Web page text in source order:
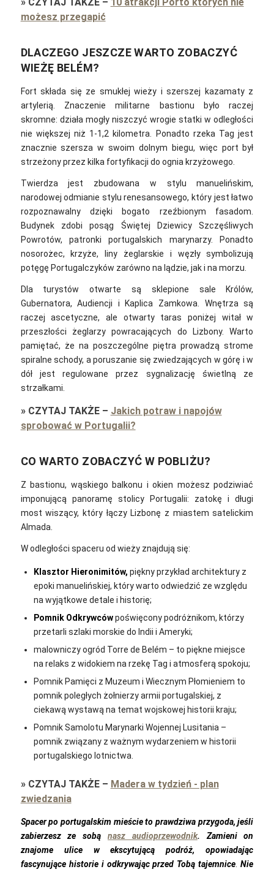
możesz przegapić
DLACZEGO JESZCZE WARTO ZOBACZYĆ
WIEŻĘ BELÉM?
Fort składa się ze smukłej wieży i szerszej kazamaty z
artylerią. Znaczenie militarne bastionu było raczej
skromne: działa mogły niszczyć wrogie statki w odległości
nie większej niż 1-1,2 kilometra. Ponadto rzeka Tag jest
znacznie szersza w swoim dolnym biegu, więc port był
strzeżony przez kilka fortyfikacji do ognia krzyżowego.
Twierdza jest zbudowana w stylu manuelińskim,
narodowej odmianie stylu renesansowego, który jest łatwo
rozpoznawalny dzięki bogato rzeźbionym fasadom.
Budynek zdobi posąg Świętej Dziewicy Szczęśliwych
Powrotów, patronki portugalskich marynarzy. Ponadto
nosorożec, krzyże, liny żeglarskie i węzły symbolizują
potęgę Portugalczyków zarówno na lądzie, jak i na morzu.
Dla turystów otwarte są sklepione sale Królów,
Gubernatora, Audiencji i Kaplica Zamkowa. Wnętrza są
raczej ascetyczne, ale otwarty taras poniżej witał w
przeszłości żeglarzy powracających do Lizbony.Warto
pamiętać, że na poszczególne piętra prowadzą strome
spiralne schody, a poruszanie się zwiedzających w górę i w
dół jest regulowane przez sygnalizację świetlną ze
strzałkami.
» CZYTAJ TAKŻE– Jakich potraw i napojów
sprobować w Portugalii?
CO WARTO ZOBACZYĆ W POBLIŻU?
Z bastionu, wąskiego balkonu i okien możesz podziwiać
imponującą panoramę stolicy Portugalii: zatokę i długi
most wiszący, który łączy Lizbonę z miastem satelickim
Almada.
W odległości spaceru od wieży znajdują się:
Klasztor Hieronimitów, piękny przykład architektury z
epoki manuelińskiej, który warto odwiedzić ze względu
na wyjątkowe detale i historię;
Pomnik Odkrywcówpoświęcony podróżnikom, którzy
przetarli szlaki morskie do Indii i Ameryki;
malowniczy ogród Torre de Belém – to piękne miejsce
na relaks z widokiem na rzekę Tag i atmosferą spokoju;
Pomnik Pamięci z Muzeum i Wiecznym Płomieniem to
pomnik poległych żołnierzy armii portugalskiej, z
ciekawą wystawą na temat wojskowej historii kraju;
Pomnik Samolotu Marynarki Wojennej Lusitania –
pomnik związany z ważnym wydarzeniem w historii
portugalskiego lotnictwa.
» CZYTAJ TAKŻE– Madera w tydzień - plan
zwiedzania
Spacer po portugalskim mieście to prawdziwa przygoda, jeśli
zabierzesz ze sobą nasz audioprzewodnik. Zamieni on
znajome ulice w ekscytującą podróż, opowiadając
fascynujące historie i odkrywając przed Tobą tajemnice .Nie